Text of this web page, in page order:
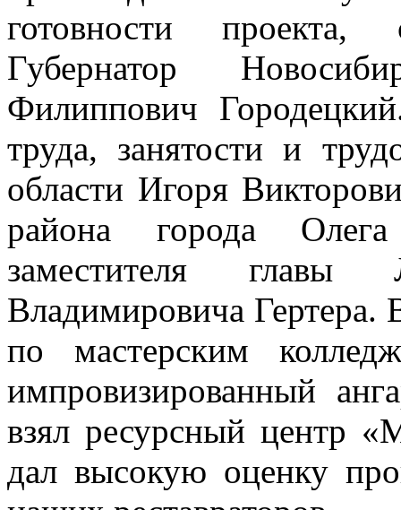
готовности проекта,
Губернатор
Филиппович
труда, занятости и
области Игоря
района города
заместителя главы
Владимировича
по мастерским
импровизированный
взял ресурсный центр
дал высокую оценку